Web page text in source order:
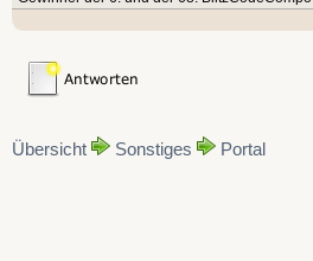
Übersicht Sonstiges Portal